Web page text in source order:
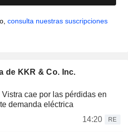
consulta nuestras suscripciones
de KKR & Co. Inc.
cae por las pérdidas en
demanda eléctrica
14:20
RE